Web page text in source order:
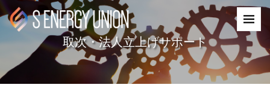
取次・法人立上げサポート